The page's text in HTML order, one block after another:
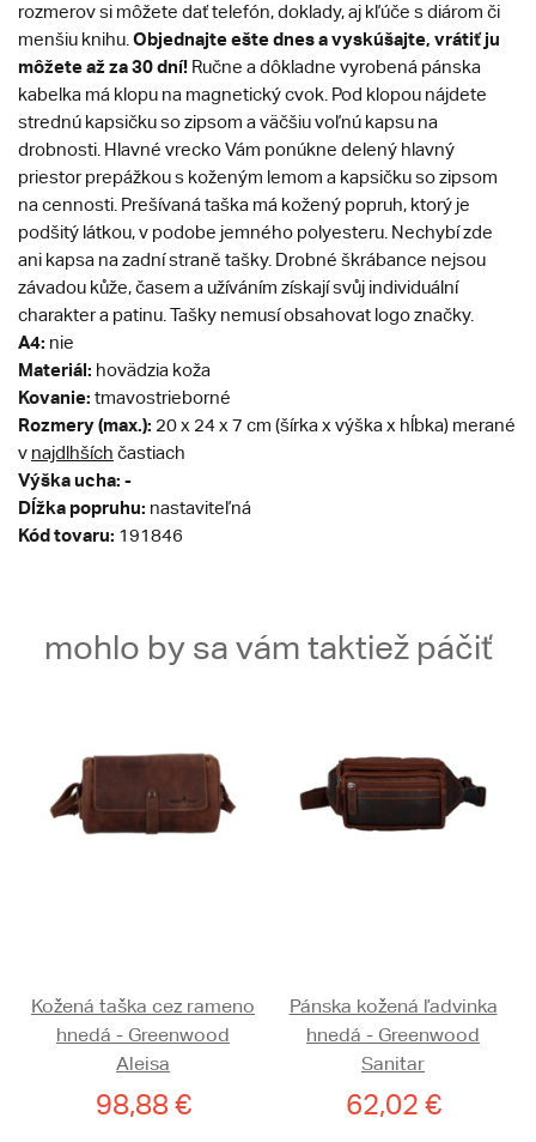
rozmerov si môžete dať telefón, doklady, aj kľúče s diárom či
menšiu knihu. Objednajte ešte dnes a vyskúšajte, vrátiť ju
môžete až za 30 dní! Ručne a dôkladne vyrobená pánska
kabelka má klopu na magnetický cvok. Pod klopou nájdete
strednú kapsičku so zipsom a väčšiu voľnú kapsu na
drobnosti. Hlavné vrecko Vám ponúkne delený hlavný
priestor prepážkou s koženým lemom a kapsičku so zipsom
na cennosti. Prešívaná taška má kožený popruh, ktorý je
podšitý látkou, v podobe jemného polyesteru. Nechybí zde
ani kapsa na zadní straně tašky. Drobné škrábance nejsou
závadou kůže, časem a užíváním získají svůj individuální
charakter a patinu​. Tašky nemusí obsahovat logo značky.
A4: nie
Materiál: hovädzia koža
Kovanie: tmavostrieborné
Rozmery (max.): 20 x 24 x 7 cm (šírka x výška x hĺbka) merané
v najdlhších častiach
Výška ucha: -
Dĺžka popruhu: nastaviteľná
Kód tovaru: 191846
mohlo by sa vám taktiež páčiť
Kožená taška cez rameno
hnedá - Greenwood
Aleisa
98,88 €
Pánska kožená ľadvinka
hnedá - Greenwood
Sanitar
62,02 €